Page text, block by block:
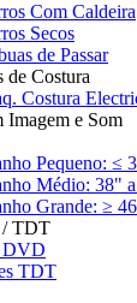
Com Caldeira
Secos
de Passar
de Costura
Costura
Imagem e Som
Pequeno: ≤
Médio: 38"
Grande: ≥
TDT
DVD
TDT